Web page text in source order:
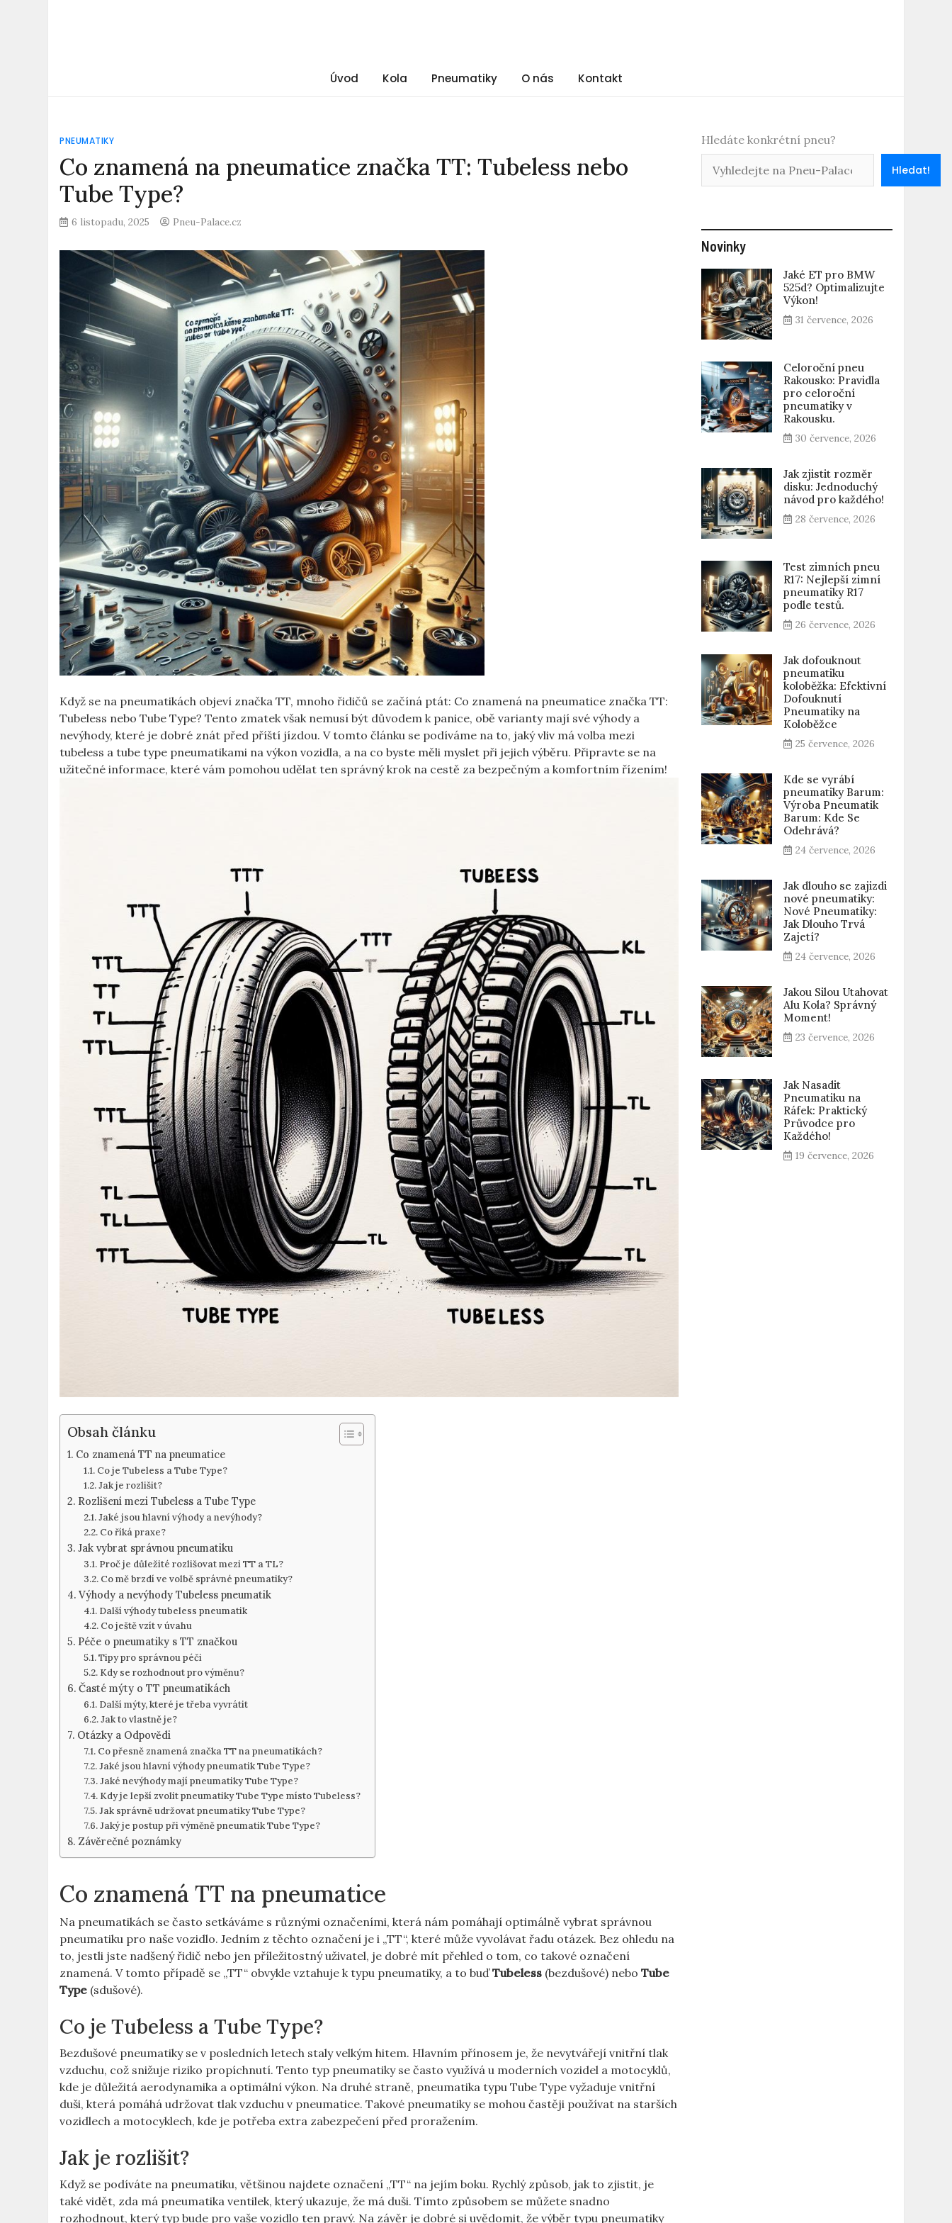
Úvod Kola Pneumatiky O nás Kontakt
PNEUMATIKY
Co znamená na pneumatice značka TT: Tubeless nebo
Tube Type?
6 listopadu, 2025 Pneu-Palace.cz
Když se na ‌pneumatikách⁤ objeví značka TT, mnoho ⁢řidičů se začíná ptát: Co znamená na pneumatice značka ​TT:
Tubeless nebo Tube Type? Tento zmatek však nemusí‍ být důvodem k panice, ​obě varianty mají‍ své‌ výhody a​
nevýhody,⁣ které je​ dobré znát před ​příští jízdou. V tomto⁤ článku‌ se podíváme na to,‍ jaký vliv ⁤má volba mezi
tubeless a tube type pneumatikami⁣ na‍ výkon⁤ vozidla, a⁢ na⁤ co byste měli myslet při ⁣jejich​ výběru. Připravte se na
užitečné informace, které vám pomohou udělat ten správný ⁢krok‍ na cestě za bezpečným a ‍komfortním⁣ řízením!
Obsah článku
Co znamená TT ‌na pneumatice
Co je Tubeless⁤ a Tube Type?
Jak⁢ je rozlišit?
Rozlišení mezi⁤ Tubeless a‍ Tube ‌Type
Jaké⁢ jsou hlavní výhody a nevýhody?
Co říká ​praxe?
Jak vybrat správnou‌ pneumatiku
Proč je důležité rozlišovat mezi TT a TL?
Co mě brzdí ve volbě‍ správné⁣ pneumatiky?
Výhody a nevýhody ​Tubeless pneumatik
Další výhody tubeless pneumatik
Co ještě vzít v ⁤úvahu
Péče ⁣o pneumatiky s TT značkou
Tipy⁢ pro správnou péči
Kdy se rozhodnout pro výměnu?
Časté ‍mýty⁤ o ⁣TT pneumatikách
Další mýty, které je​ třeba vyvrátit
Jak to ​vlastně je?
Otázky a​ Odpovědi
Co ⁤přesně ‌znamená značka ​TT ​na pneumatikách?
Jaké jsou ​hlavní výhody pneumatik Tube Type?
Jaké nevýhody ‍mají pneumatiky Tube Type?
Kdy je lepší zvolit pneumatiky Tube⁣ Type místo Tubeless?
Jak ‌správně‍ udržovat pneumatiky Tube Type?
Jaký‌ je postup při výměně pneumatik Tube Type?
Závěrečné poznámky
Co znamená TT ‌na pneumatice
Na pneumatikách se často setkáváme s ⁤různými‍ označeními, která⁤ nám ⁣pomáhají‌ optimálně vybrat správnou
pneumatiku ⁣pro naše ⁢vozidlo. ⁢Jedním ‍z těchto označení je ⁣i „TT“, které může⁣ vyvolávat řadu otázek. Bez ohledu na
to, ‍jestli jste nadšený řidič nebo ⁤jen příležitostný‍ uživatel, je ‌dobré mít přehled o⁤ tom, co ⁢takové označení
znamená.‍ V ​tomto případě se „TT“ obvykle vztahuje k⁤ typu pneumatiky, a ‍to buďTubeless ⁢(bezdušové) nebo⁢Tube
Type (sdušové).
Co je Tubeless⁤ a Tube Type?
Bezdušové ⁣pneumatiky se‌ v posledních letech staly ‌velkým hitem. Hlavním​ přínosem je, ‍že⁤ nevytvářejí ‌vnitřní tlak
vzduchu, ‍což⁤ snižuje ⁤riziko propíchnutí. Tento typ pneumatiky se⁣ často využívá⁣ u ⁢moderních ‍vozidel a motocyklů,
kde​ je⁣ důležitá⁢ aerodynamika⁣ a optimální ‍výkon. Na druhé straně, pneumatika ‍typu Tube Type vyžaduje vnitřní
duši, která pomáhá‍ udržovat tlak‍ vzduchu‌ v ​pneumatice. Takové pneumatiky se ​mohou častěji ⁤používat na starších
vozidlech a motocyklech,‌ kde‍ je potřeba ⁢extra zabezpečení⁣ před ⁤proražením.
Jak⁢ je rozlišit?
Když se podíváte na pneumatiku, většinou ⁤najdete ⁣označení „TT“ na jejím​ boku.⁢ Rychlý způsob, ⁤jak to ‌zjistit, je⁣
také vidět,‍ zda má pneumatika ventilek, který ukazuje,⁣ že má duši. Tímto způsobem se můžete snadno
rozhodnout, který typ bude pro ‍vaše vozidlo ten pravý. Na závěr je dobré‍ si ⁤uvědomit, že výběr​ typu⁣ pneumatiky
Hledáte konkrétní pneu?
Hledat!
Novinky
Jaké ET pro BMW
525d? Optimalizujte
Výkon!
31 července, 2026
Celoroční pneu
Rakousko: Pravidla
pro celoroční
pneumatiky v
Rakousku.
30 července, 2026
Jak zjistit rozměr
disku: Jednoduchý
návod pro každého!
28 července, 2026
Test zimních pneu
R17: Nejlepší zimní
pneumatiky R17
podle testů.
26 července, 2026
Jak dofouknout
pneumatiku
koloběžka: Efektivní
Dofouknutí
Pneumatiky na
Koloběžce
25 července, 2026
Kde se vyrábí
pneumatiky Barum:
Výroba Pneumatik
Barum: Kde Se
Odehrává?
24 července, 2026
Jak dlouho se zajizdi
nové pneumatiky:
Nové Pneumatiky:
Jak Dlouho Trvá
Zajetí?
24 července, 2026
Jakou Silou Utahovat
Alu Kola? Správný
Moment!
23 července, 2026
Jak Nasadit
Pneumatiku na
Ráfek: Praktický
Průvodce pro
Každého!
19 července, 2026